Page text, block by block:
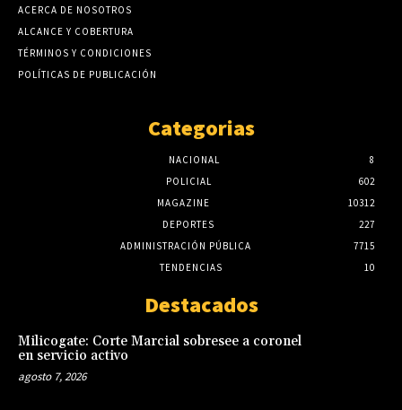
ACERCA DE NOSOTROS
ALCANCE Y COBERTURA
TÉRMINOS Y CONDICIONES
POLÍTICAS DE PUBLICACIÓN
Categorias
NACIONAL
8
POLICIAL
602
MAGAZINE
10312
DEPORTES
227
ADMINISTRACIÓN PÚBLICA
7715
TENDENCIAS
10
Destacados
Milicogate: Corte Marcial sobresee a coronel
en servicio activo
agosto 7, 2026